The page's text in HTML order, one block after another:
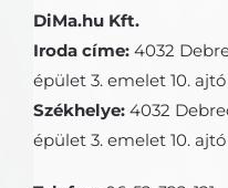
DiMa.hu Kft.
Iroda címe: 4032
épület 3. emelet 10. ajtó
Székhelye: 4032
épület 3. emelet 10. ajtó